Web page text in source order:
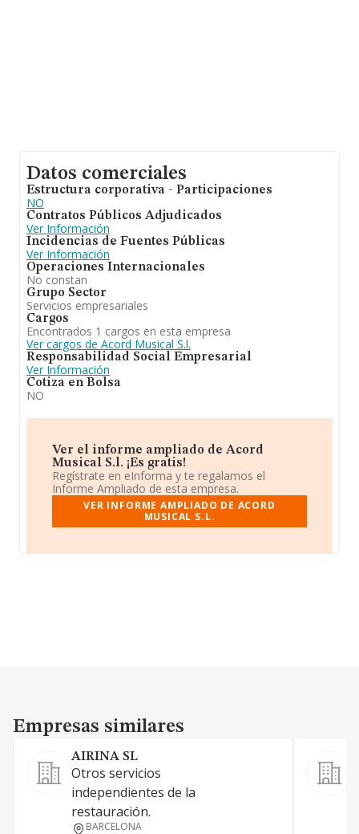
Datos comerciales
Estructura corporativa - Participaciones
NO
Contratos Públicos Adjudicados
Ver Información
Incidencias de Fuentes Públicas
Ver Información
Operaciones Internacionales
No constan
Grupo Sector
Servicios empresariales
Cargos
Encontrados 1 cargos en esta empresa
Ver cargos de Acord Musical S.l.
Responsabilidad Social Empresarial
Ver Información
Cotiza en Bolsa
NO
Ver el informe ampliado de Acord
Musical S.l. ¡Es gratis!
Regístrate en eInforma y te regalamos el
Informe Ampliado de esta empresa.
VER INFORME AMPLIADO DE ACORD
MUSICAL S.L.
Empresas similares
Empresas similares
AIRINA SL
Otros servicios
independientes de la
restauración.
BARCELONA